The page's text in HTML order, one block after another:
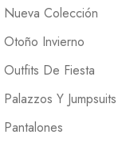
Nueva Colección
Otoño Invierno
Outfits De Fiesta
Palazzos Y Jumpsuits
Pantalones